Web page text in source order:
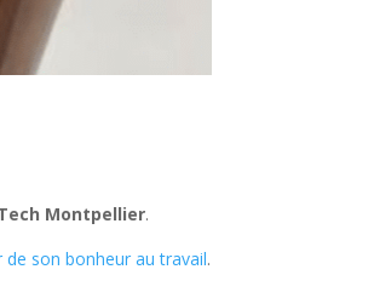
Montpellier.
de son bonheur au travail.